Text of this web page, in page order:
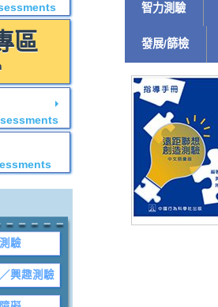
智力測驗
發展/篩檢
區
驗
興趣測驗